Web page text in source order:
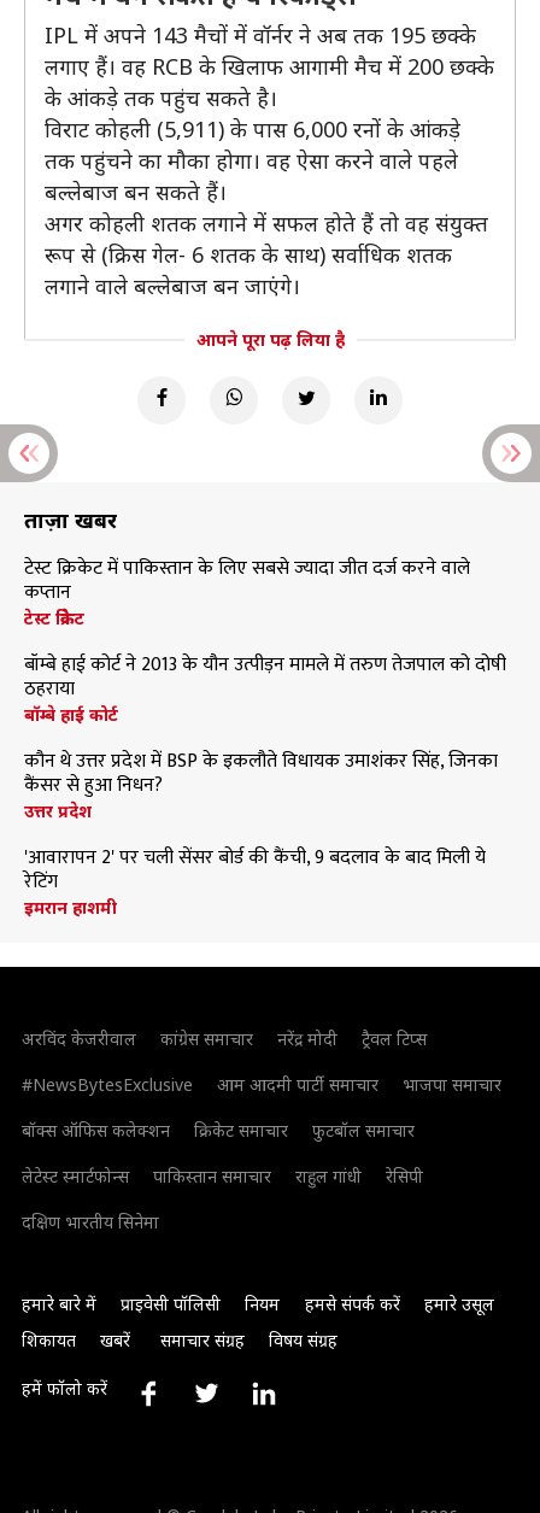
IPL में अपने 143 मैचों में वॉर्नर ने अब तक 195 छक्के
लगाए हैं। वह RCB के खिलाफ आगामी मैच में 200 छक्के
के आंकड़े तक पहुंच सकते है।
विराट कोहली (5,911) के पास 6,000 रनों के आंकड़े
तक पहुंचने का मौका होगा। वह ऐसा करने वाले पहले
बल्लेबाज बन सकते हैं।
अगर कोहली शतक लगाने में सफल होते हैं तो वह संयुक्त
रूप से (क्रिस गेल- 6 शतक के साथ) सर्वाधिक शतक
लगाने वाले बल्लेबाज बन जाएंगे।
आपने पूरा पढ़ लिया है
ताज़ा खबरें
टेस्ट क्रिकेट में पाकिस्तान के लिए सबसे ज्यादा जीत दर्ज करने वाले
कप्तान
टेस्ट क्रिकेट
बॉम्बे हाई कोर्ट ने 2013 के यौन उत्पीड़न मामले में तरुण तेजपाल को दोषी
ठहराया
बॉम्बे हाई कोर्ट
कौन थे उत्तर प्रदेश में BSP के इकलौते विधायक उमाशंकर सिंह, जिनका
कैंसर से हुआ निधन?
उत्तर प्रदेश
'आवारापन 2' पर चली सेंसर बोर्ड की कैंची, 9 बदलाव के बाद मिली ये
रेटिंग
इमरान हाशमी
अरविंद केजरीवाल कांग्रेस समाचार नरेंद्र मोदी
ट्रैवल टिप्स
#NewsBytesExclusive
आम आदमी पार्टी समाचार
भाजपा समाचार
बॉक्स ऑफिस कलेक्शन
क्रिकेट समाचार
फुटबॉल समाचार
लेटेस्ट स्मार्टफोन्स
पाकिस्तान समाचार राहुल गांधी
रेसिपी
दक्षिण भारतीय सिनेमा
हमारे बारे में प्राइवेसी पॉलिसी नियम हमसे संपर्क करें
हमारे उसूल
शिकायत
खबरें समाचार संग्रह विषय संग्रह
हमें फॉलो करें